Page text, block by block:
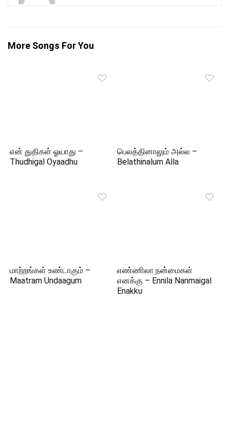
More Songs For You
என் துதிகள் ஓயாது –
Thudhigal Oyaadhu
பெலத்தினாலும் அல்ல –
Belathinalum Alla
மாற்றங்கள் உண்டாகும் –
Maatram Undaagum
எண்ணிலா நன்மைகள்
எனக்கு – Ennila Nanmaigal
Enakku